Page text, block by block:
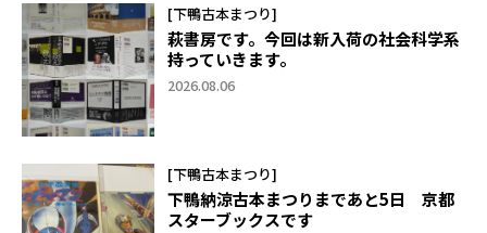
[下鴨古本まつり]
萩書房です。今回は新入荷の社会科学系
持っていきます。
2026.08.06
[下鴨古本まつり]
下鴨納涼古本まつりまであと5日 京都
スターブックスです